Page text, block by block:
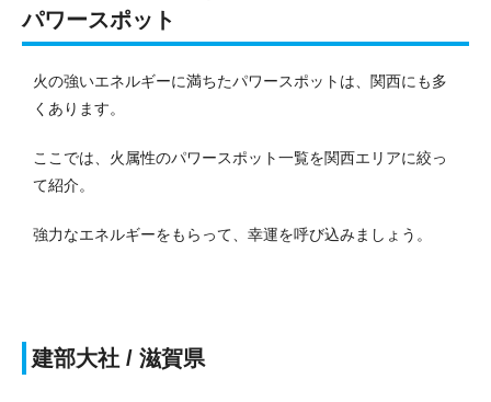
パワースポット
火の強いエネルギーに満ちたパワースポットは、関西にも多
くあります。
ここでは、火属性のパワースポット一覧を関西エリアに絞っ
て紹介。
強力なエネルギーをもらって、幸運を呼び込みましょう。
建部大社 / 滋賀県